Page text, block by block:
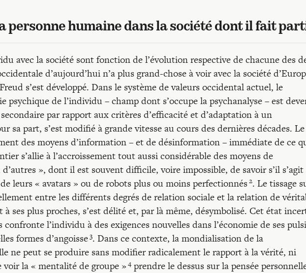
personne humaine dans la société dont il fait
avec la société sont fonction de l’évolution respective de chacune des
d’aujourd’hui n’a plus grand-chose à voir avec la société
s’est développé. Dans le système de valeurs occidental actuel, le
psychique de l’individu – champ dont s’occupe la psychanalyse – est
par rapport aux critères d’efficacité et d’adaptation à un
sa part, s’est modifié à grande vitesse au cours des dernières décades. Le
des moyens d’information – et de désinformation – immédiate de ce
s’allie à l’accroissement tout aussi considérable des moyens de
», dont il est souvent difficile, voire impossible, de savoir s’il s’agit
leurs « avatars » ou de robots plus ou moins perfectionnés2. Le tissage
entre les différents degrés de relation sociale et la relation de
ses plus proches, s’est délité et, par là même, désymbolisé. Cet état
l’individu à des exigences nouvelles dans l’économie de ses
formes d’angoisse3. Dans ce contexte, la mondialisation de la
ne peut se produire sans modifier radicalement le rapport à la vérité, ni
la « mentalité de groupe » 4 prendre le dessus sur la pensée